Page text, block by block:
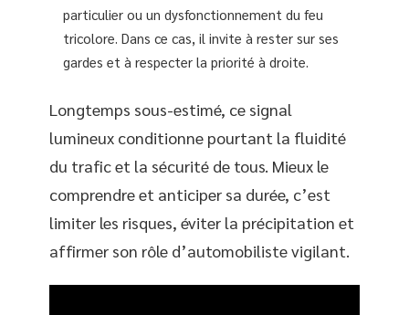
particulier ou un dysfonctionnement du feu
tricolore. Dans ce cas, il invite à rester sur ses
gardes et à respecter la priorité à droite.
Longtemps sous-estimé, ce signal
lumineux conditionne pourtant la fluidité
du trafic et la sécurité de tous. Mieux le
comprendre et anticiper sa durée, c’est
limiter les risques, éviter la précipitation et
affirmer son rôle d’automobiliste vigilant.